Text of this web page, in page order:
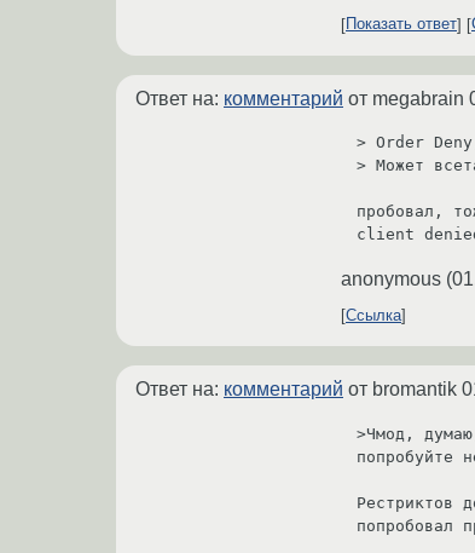
Показать ответ
Ответ на: комментарий от megabrain
> Order
> Может
пробовал,
anonymous (
Ссылка
Ответ на: комментарий от bromantik
>Чмод,
попробуйте
Рестриктов
попробовал